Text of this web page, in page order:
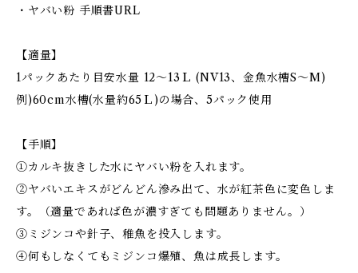
・ヤバい粉 手順書URL
【適量】
1パックあたり目安水量 12～13Ｌ (NV13、金魚水槽S～M)
例)60cm水槽(水量約65Ｌ)の場合、5パック使用
【手順】
①カルキ抜きした水にヤバい粉を入れます。
②ヤバいエキスがどんどん滲み出て、水が紅茶色に変色しま
す。（適量であれば色が濃すぎても問題ありません。）
③ミジンコや針子、稚魚を投入します。
④何もしなくてもミジンコ爆殖、魚は成長します。